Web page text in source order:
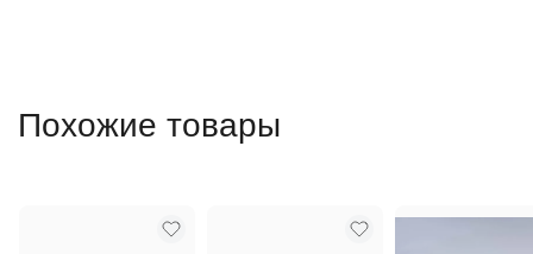
Похожие товары